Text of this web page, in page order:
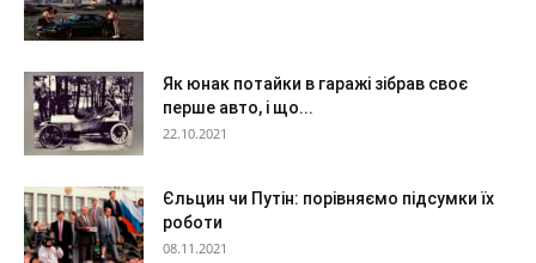
Як юнак потайки в гаражі зібрав своє
перше авто, і що...
22.10.2021
Єльцин чи Путін: порівняємо підсумки їх
роботи
08.11.2021